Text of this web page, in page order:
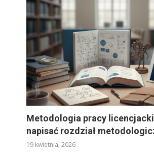
Metodologia pracy
napisać rozdział
19 kwietnia, 2026